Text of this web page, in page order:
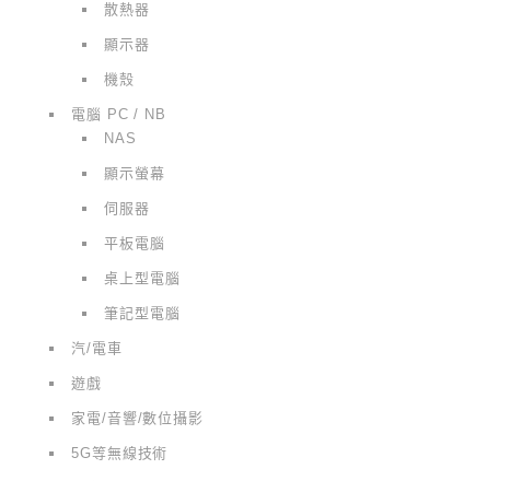
散熱器
顯示器
機殼
電腦 PC / NB
NAS
顯示螢幕
伺服器
平板電腦
桌上型電腦
筆記型電腦
汽/電車
遊戲
家電/音響/數位攝影
5G等無線技術